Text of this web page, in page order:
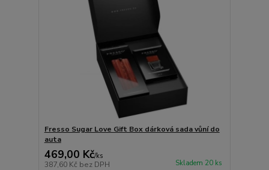
Fresso Sugar Love Gift Box dárková sada vůní do
auta
469,00 Kč/ks
387,60 Kč bez DPH Skladem 20 ks